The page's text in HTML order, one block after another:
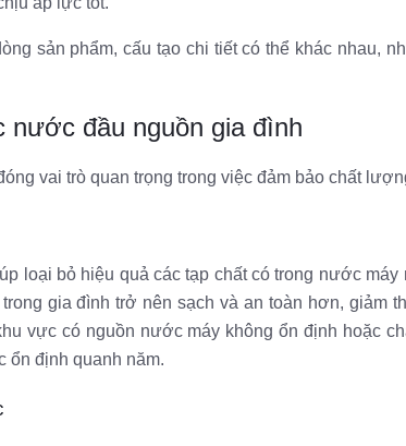
sản phẩm, cấu tạo chi tiết có thể khác nhau,
nước đầu nguồn gia đình
vai trò quan trọng trong việc đảm bảo chất
loại bỏ hiệu quả các tạp chất có trong nước
gia đình trở nên sạch và an toàn hơn, giảm
vực có nguồn nước máy không ổn định hoặc
ổn định quanh năm.